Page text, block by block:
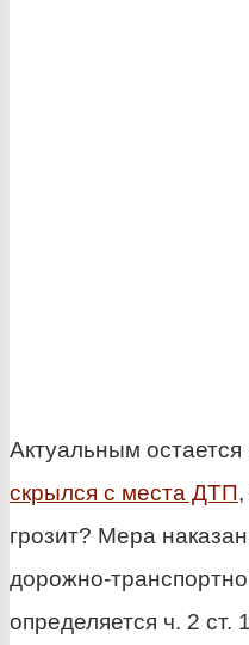
Актуальным
скрылся с места ДТП
грозит? Мера
дорожно-
определяется ч. 2